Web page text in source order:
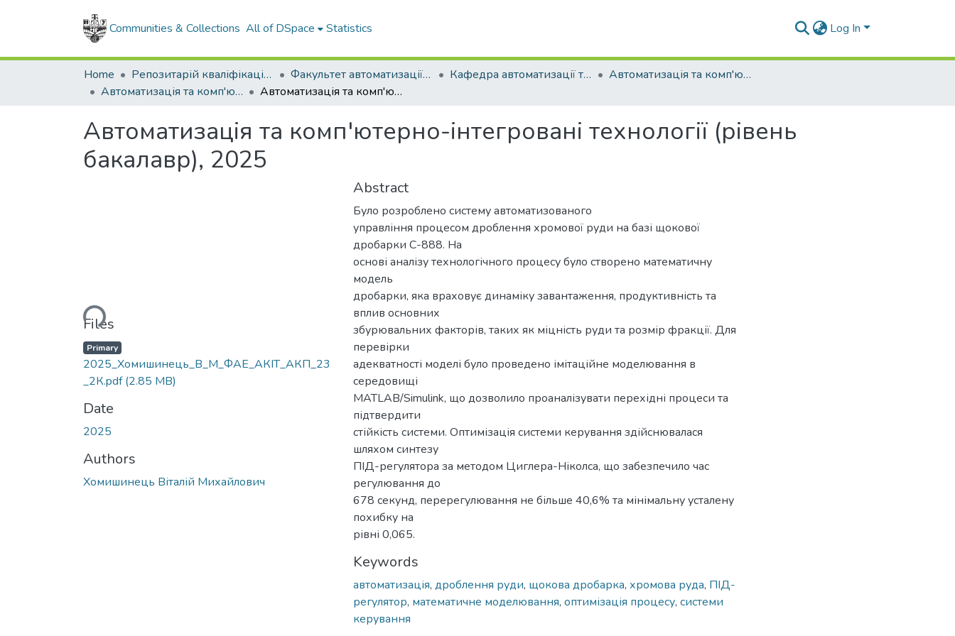
Communities & Collections All of DSpace Statistics Log In
Home Репозитарій кваліфікаційних робіт здобувачів вищої освіти Факультет автоматизації та енергетики Кафедра автоматизації та комп'ютерно-інтегрованих технологій
Автоматизація та комп'ютерно-інтегровані технології (рівень бакалавр)
Автоматизація та комп'ютерно-інтегровані технології (рівень бакалавр), 2025
Автоматизація та комп'ютерно-інтегровані технології (рівень бакалавр), 2025
Автоматизація та комп'ютерно-інтегровані технології (рівень
бакалавр), 2025
Loading...
Files
Primary
2025_Хомишинець_В_М_ФАЕ_АКІТ_АКП_23
_2К.pdf(2.85 MB)
Date
2025
Authors
Хомишинець Віталій Михайлович
Abstract
Було розроблено систему автоматизованого
управління процесом дроблення хромової руди на базі щокової
дробарки С-888. На
основі аналізу технологічного процесу було створено математичну
модель
дробарки, яка враховує динаміку завантаження, продуктивність та
вплив основних
збурювальних факторів, таких як міцність руди та розмір фракції. Для
перевірки
адекватності моделі було проведено імітаційне моделювання в
середовищі
MATLAB/Simulink, що дозволило проаналізувати перехідні процеси та
підтвердити
стійкість системи. Оптимізація системи керування здійснювалася
шляхом синтезу
ПІД-регулятора за методом Циглера-Ніколса, що забезпечило час
регулювання до
678 секунд, перерегулювання не більше 40,6% та мінімальну усталену
похибку на
рівні 0,065.
Keywords
автоматизація, дроблення руди, щокова дробарка, хромова руда, ПІД-
регулятор, математичне моделювання, оптимізація процесу, системи
керування